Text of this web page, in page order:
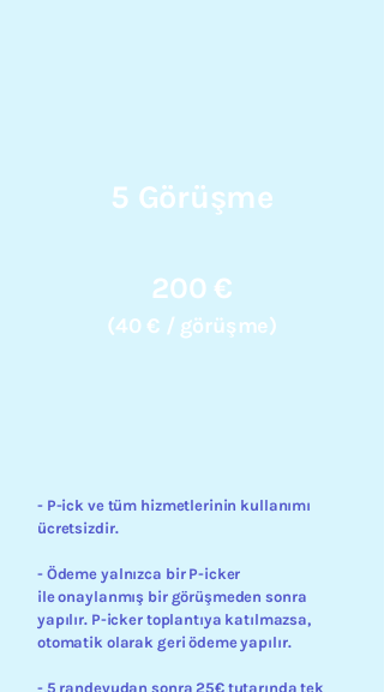
5 Görüşme
200 €
(40 € / görüşme)
- P-ick ve tüm hizmetlerinin kullanımı
ücretsizdir.
- Ödeme yalnızca bir P-icker
ile onaylanmış bir görüşmeden sonra
yapılır. P-icker toplantıya katılmazsa,
otomatik olarak geri ödeme yapılır.
- 5 randevudan sonra 25€ tutarında tek